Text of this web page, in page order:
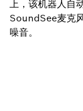
上，该机器人自
SoundSee麦克
噪音。